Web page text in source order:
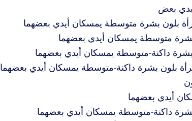
بعض
بلون بشرة متوسطة يمسكان أيدي بعضهما
متوسطة يمسكان أيدي بعضهما
داكنة-متوسطة يمسكان أيدي بعضهما
بلون بشرة داكنة-متوسطة يمسكان أيدي بعضهما
أيدي بعضهما
داكنة-متوسطة يمسكان أيدي بعضهما